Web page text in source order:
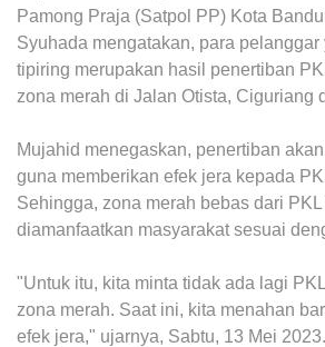
Pamong Praja (Satpol PP) Kota
Syuhada mengatakan, para
tipiring merupakan hasil penertiban
zona merah di Jalan Otista, Ciguriang
Mujahid menegaskan, penertiban
guna memberikan efek jera kepada
Sehingga, zona merah bebas dari
diamanfaatkan masyarakat sesuai
"Untuk itu, kita minta tidak ada lagi
zona merah. Saat ini, kita menahan
efek jera," ujarnya, Sabtu, 13 Mei 2023.